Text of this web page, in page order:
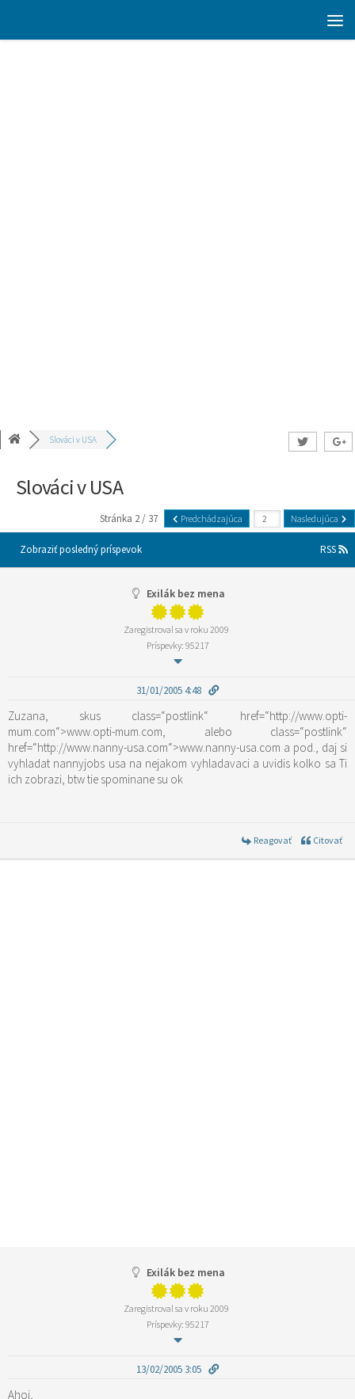
Slováci v USA
Slováci v USA
Stránka 2 / 37 Predchádzajúca Nasledujúca
Zobraziť posledný príspevok RSS
Exilák bez mena
Zaregistroval sa v roku 2009
Príspevky: 95217
31/01/2005 4:48
Zuzana, skus class=“postlink“ href=“http://www.opti-
mum.com“>www.opti-mum.com, alebo class=“postlink“
href=“http://www.nanny-usa.com“>www.nanny-usa.com a pod., daj si
vyhladat nannyjobs usa na nejakom vyhladavaci a uvidis kolko sa Ti
ich zobrazi, btw tie spominane su ok
Reagovať Citovať
Exilák bez mena
Zaregistroval sa v roku 2009
Príspevky: 95217
13/02/2005 3:05
Ahoj,